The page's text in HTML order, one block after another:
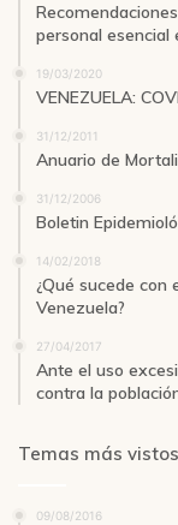
personal esencial
19/03/2020
VENEZUELA:
31/12/2011
Anuario de
31/12/2006
Boletin
14/02/2018
¿Qué sucede con
Venezuela?
27/04/2017
Ante el uso
contra la
Temas más vistos
09/08/2016